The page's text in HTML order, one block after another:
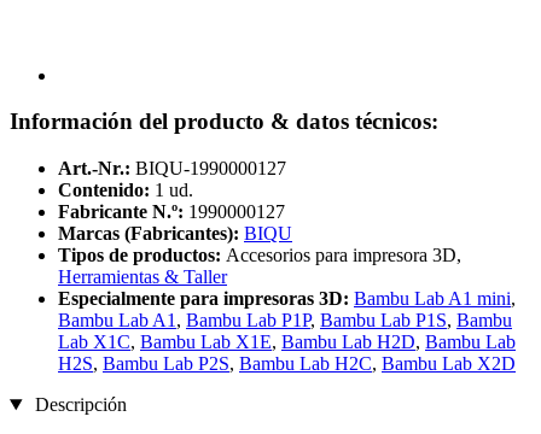
Información del producto & datos técnicos:
Art.-Nr.: BIQU-1990000127
Contenido: 1 ud.
Fabricante N.º: 1990000127
Marcas (Fabricantes): BIQU
Tipos de productos: Accesorios para impresora 3D,
Herramientas & Taller
Especialmente para impresoras 3D: Bambu Lab A1 mini,
Bambu Lab A1 , Bambu Lab P1P, Bambu Lab P1S, Bambu
Lab X1C, Bambu Lab X1E, Bambu Lab H2D, Bambu Lab
H2S, Bambu Lab P2S, Bambu Lab H2C, Bambu Lab X2D
Descripción